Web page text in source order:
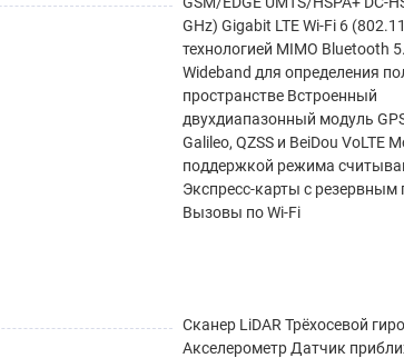
GHz) Gigabit LTE Wi‑Fi 6
технологией MIMO Bluetooth
Wideband для определения
пространстве Встроенный
двухдиапазонный модуль
Galileo, QZSS и BeiDou VoLTE
поддержкой режима
Экспресс‑карты с резервным
Вызовы по Wi‑Fi
Сканер LiDAR Трёхосевой
Акселерометр Датчик